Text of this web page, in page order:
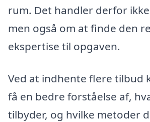
rum. Det handler derfor
men også om at finde den
ekspertise til opgaven.
Ved at indhente flere tilbud
få en bedre forståelse af,
tilbyder, og hvilke metoder